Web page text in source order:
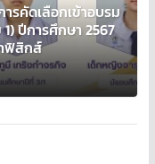
รคัดเลือกเข้าอบรม
ปีการศึกษา 2567
ฟิสิกส์